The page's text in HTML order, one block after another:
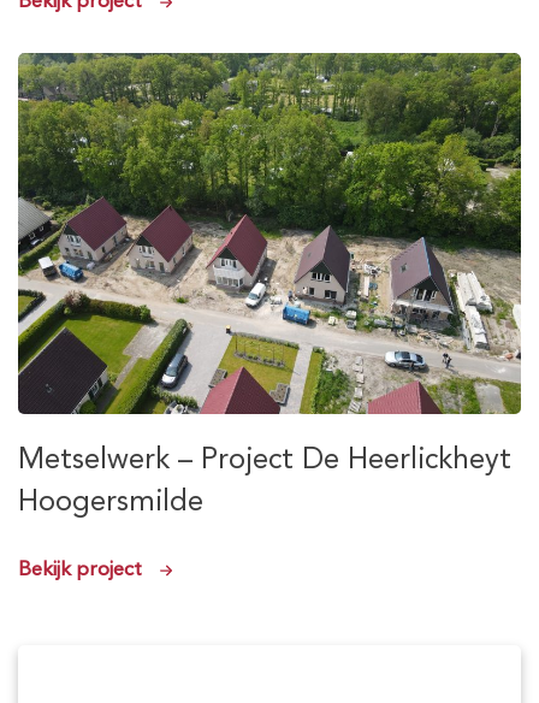
Metselwerk – Project De Heerlickheyt
Hoogersmilde
Bekijk project